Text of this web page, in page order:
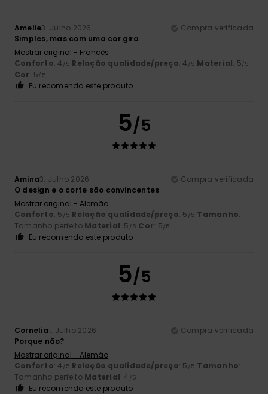
Amelie3. Julho 2026
Compra verificada
Simples, mas com uma cor gira
Mostrar original - Francês
Conforto: 4 /5 Relação qualidade/preço: 4 /5 Material: 5 /5
Cor: 5 /5
Eu recomendo este produto
5/5
Amina3. Julho 2026
Compra verificada
O design e o corte são convincentes
Mostrar original - Alemão
Conforto: 5 /5 Relação qualidade/preço: 5 /5 Tamanho:
Tamanho perfeito Material: 5 /5 Cor: 5 /5
Eu recomendo este produto
5/5
Cornelia1. Julho 2026
Compra verificada
Porque não?
Mostrar original - Alemão
Conforto: 4 /5 Relação qualidade/preço: 5 /5 Tamanho:
Tamanho perfeito Material: 4 /5
Eu recomendo este produto